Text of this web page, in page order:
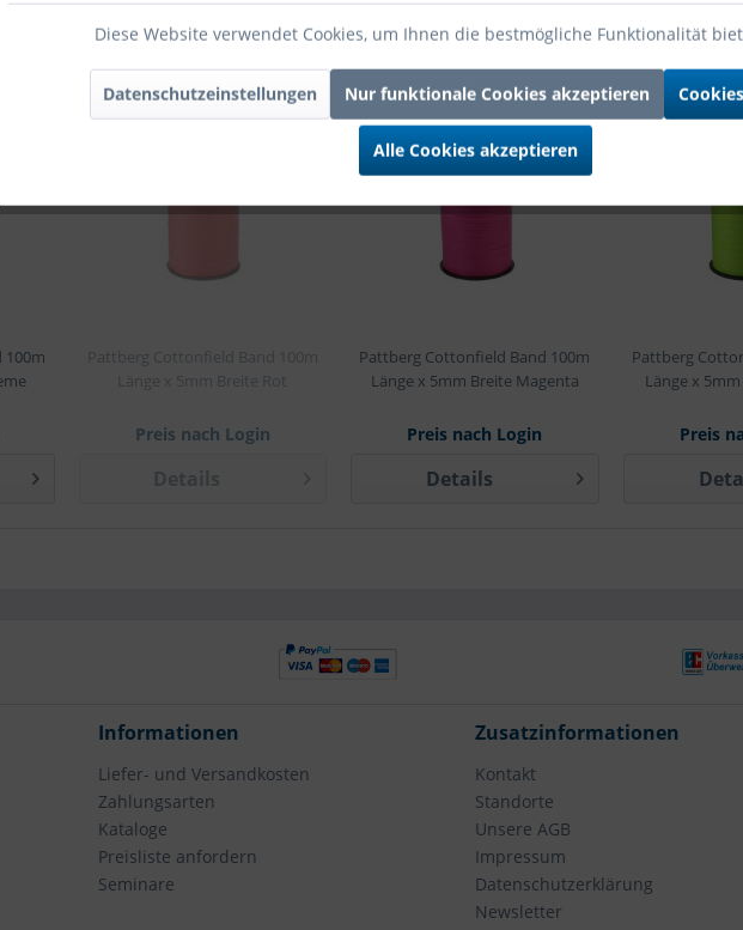
Pattberg Cottonfield Band 100m
Länge x 5mm Breite Rot
Preis nach Login
Pattberg Cottonfield Band 100m
Länge x 5mm Breite Magenta
Preis nach Login
Details
Pattberg
Länge x
Preis
Informationen
Liefer- und Versandkosten
Zahlungsarten
Kataloge
Preisliste anfordern
Seminare
Zusatzinformationen
Kontakt
Standorte
Unsere AGB
Impressum
Datenschutzerklärung
Newsletter
Diese Website verwendet Cookies, um Ihnen die bestmögliche Funktionalität
Datenschutzeinstellungen Nur funktionale Cookies akzeptieren
Alle Cookies akzeptieren